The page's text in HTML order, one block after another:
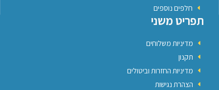
חלפים נוספים
תפריט משני
מדיניות משלוחים
תקנון
מדיניות החזרות וביטולים
הצהרת נגישות